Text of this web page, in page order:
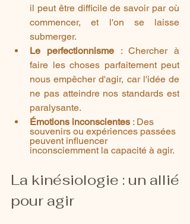
il peut être difficile de savoir par où
commencer, et l'on se laisse
submerger.
Le perfectionnisme : Chercher à
faire les choses parfaitement peut
nous empêcher d'agir, car l'idée de
ne pas atteindre nos standards est
paralysante.
Émotions inconscientes : Des
souvenirs ou expériences passées
peuvent influencer
inconsciemment la capacité à agir.
La kinésiologie : un allié
pour agir